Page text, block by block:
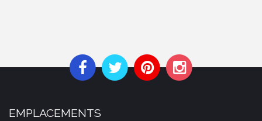
EMPLACEMENTS